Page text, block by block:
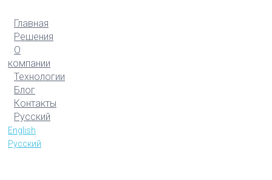
Главная
Решения
О
компании
Технологии
Блог
Контакты
Русский
English
Русский